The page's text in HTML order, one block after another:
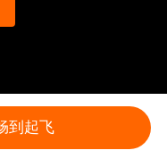
到起飞